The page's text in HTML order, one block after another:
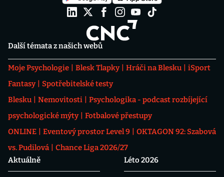
Další témata z našich webů
Moje Psychologie Blesk Tlapky Hráči na Blesku
iSport
Fantasy
Spotřebitelské testy
Blesku
Nemovitosti
Psychologika - podcast rozbíjející
psychologické mýty
Fotbalové přestupy
ONLINE
Eventový prostor Level 9
OKTAGON 92: Szabová
vs. Pudilová
Chance Liga 2026/27
Aktuálně
Léto 2026